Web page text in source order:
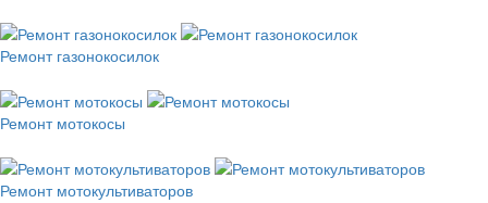
Ремонт газонокосилок
Ремонт мотокосы
Ремонт мотокультиваторов